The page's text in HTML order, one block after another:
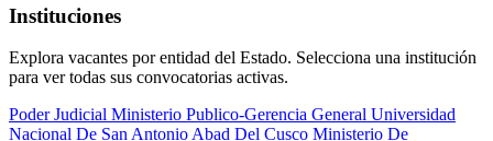
Instituciones
Explora vacantes por entidad del Estado. Selecciona una institución
para ver todas sus convocatorias activas.
Poder Judicial Ministerio Publico-Gerencia General Universidad
Nacional De San Antonio Abad Del Cusco Ministerio De